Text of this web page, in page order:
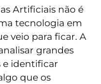
Artificiais não é
tecnologia em
veio para ficar. A
grandes
e identificar
que os